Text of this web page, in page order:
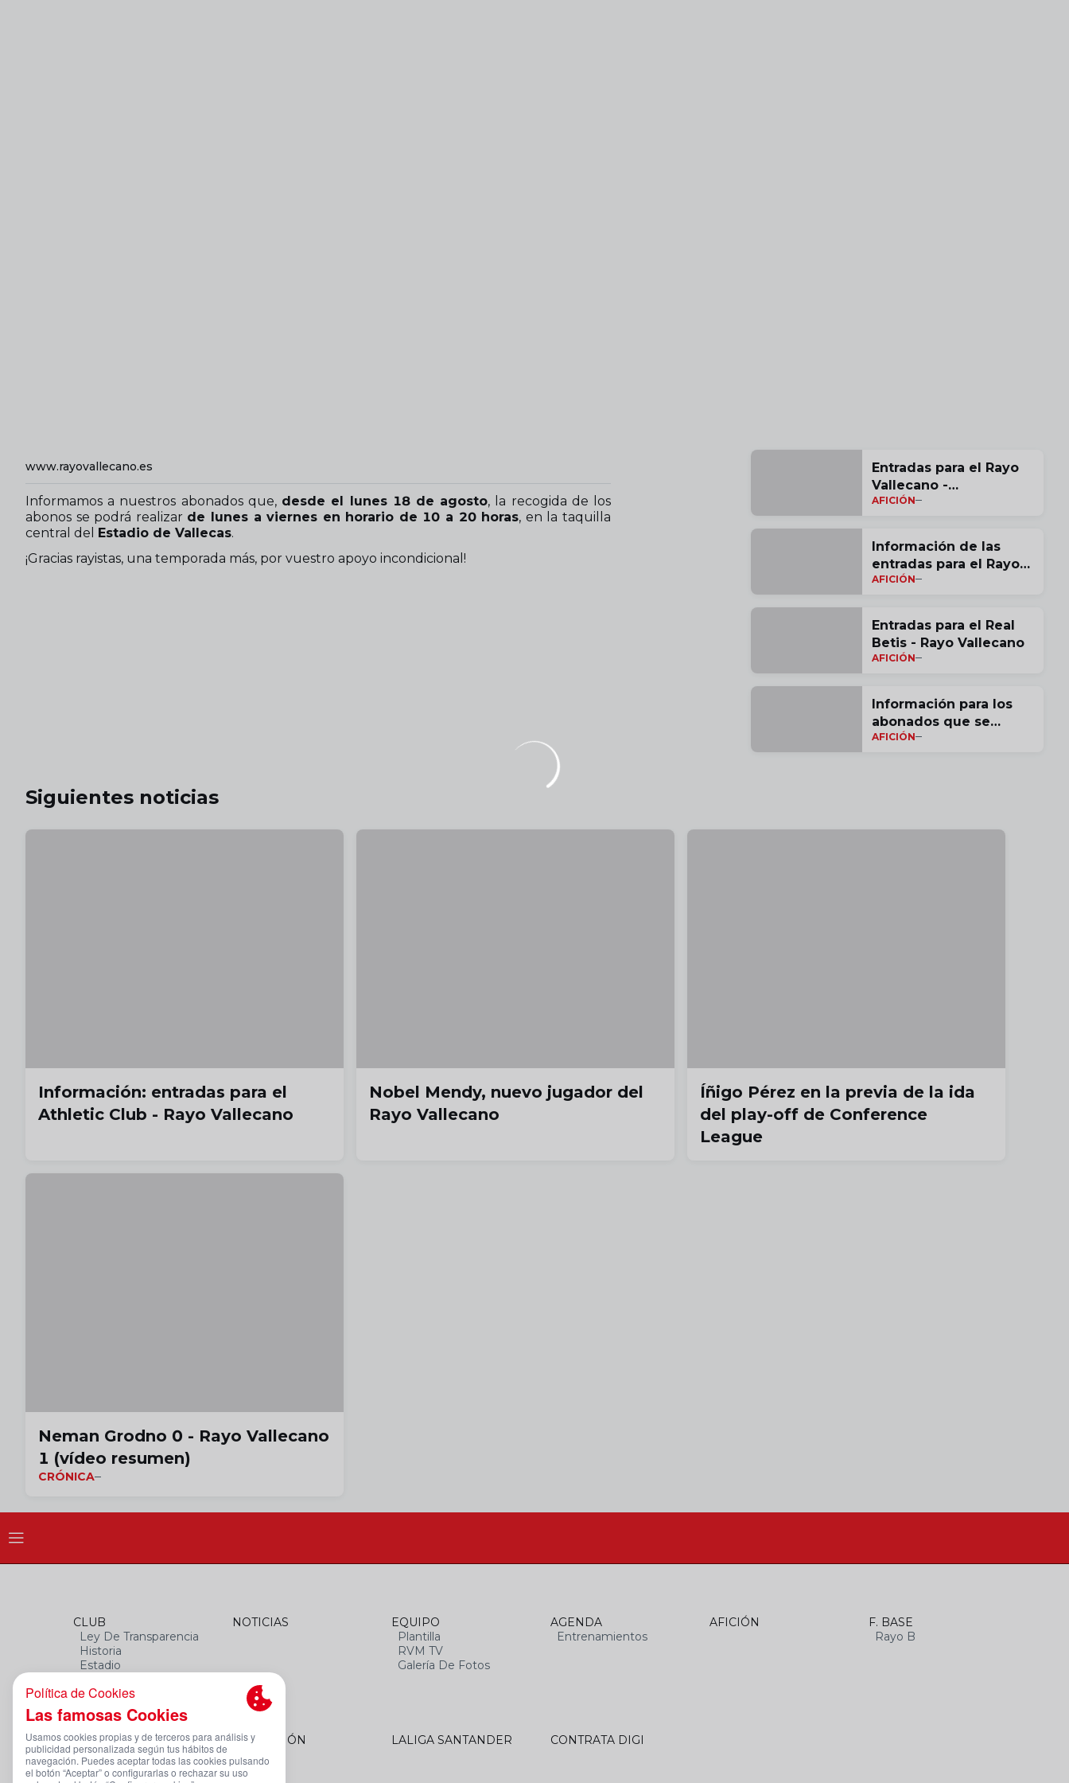
www.rayovallecano.es
Informamos a nuestros abonados que, desde el lunes 18 de agosto, la recogida de los
abonos se podrá realizar de lunes a viernes en horario de 10 a 20 horas, en la taquilla
central del Estadio de Vallecas.
¡Gracias rayistas, una temporada más, por vuestro apoyo incondicional!
Entradas para el Rayo
Vallecano -
Samsunspor
AFICIÓN
Información de las
entradas para el Rayo
Vallecano - Levante UD
AFICIÓN
Entradas para el Real
Betis - Rayo Vallecano
AFICIÓN
Información para los
abonados que se
desplacen a Butarque
AFICIÓN
Siguientes noticias
Información: entradas para el
Athletic Club - Rayo Vallecano
Nobel Mendy, nuevo jugador del
Rayo Vallecano
Íñigo Pérez en la previa de la ida
del play-off de Conference
League
Neman Grodno 0 - Rayo Vallecano
1 (vídeo resumen)
CRÓNICA
CLUB
Ley De Transparencia
Historia
Estadio
Datos Del Club
NOTICIAS
EQUIPO
Plantilla
RVM TV
Galería De Fotos
AGENDA
Entrenamientos
AFICIÓN
F. BASE
Rayo B
FEMENINO
Plantilla
FUNDACIÓN LALIGA SANTANDER CONTRATA DIGI